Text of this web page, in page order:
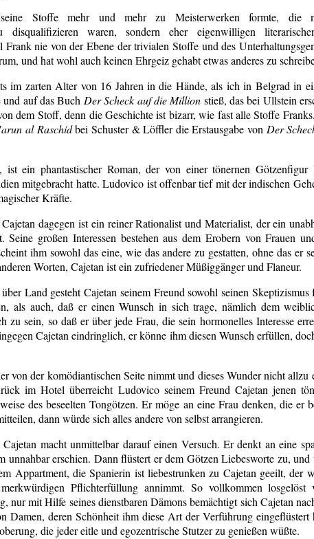
Stoffe mehr und mehr zu Meisterwerken formte, die
disqualifizieren waren, sondern eher eigenwilligen
Frank nie von der Ebene der trivialen Stoffe und des
und hat wohl auch keinen Ehrgeiz gehabt etwas anderes zu
im zarten Alter von 16 Jahren in die Hände, als ich in Belgrad in
und auf das Buch Der Scheck auf die Million stieß, das bei Ullstein
dem Stoff, denn die Geschichte ist bizarr, wie fast alle Stoffe
al Raschidbei Schuster & Löffler die Erstausgabe von Der
ist ein phantastischer Roman, der von einer tönernen Götzenfigur
mitgebracht hatte. Ludovico ist offenbar tief mit der indischen
Kräfte.
dagegen ist ein reiner Rationalist und Materialist, der ein
Seine großen Interessen bestehen aus dem Erobern von Frauen
ihm sowohl das eine, wie das andere zu gestatten, ohne das er
Worten, Cajetan ist ein zufriedener Müßiggänger und Flaneur.
Land gesteht Cajetan seinem Freund sowohl seinen
als auch, daß er einen Wunsch in sich trage, nämlich dem
zu sein, so daß er über jede Frau, die sein hormonelles Interesse
Cajetan eindringlich, er könne ihm diesen Wunsch erfüllen,
von der komödiantischen Seite nimmt und dieses Wunder nicht allzu
im Hotel überreicht Ludovico seinem Freund Cajetan jenen
des beseelten Tongötzen. Er möge an eine Frau denken, die er
dann würde sich alles andere von selbst arrangieren.
macht unmittelbar darauf einen Versuch. Er denkt an eine
unnahbar erschien. Dann flüstert er dem Götzen Liebesworte zu,
Appartment, die Spanierin ist liebestrunken zu Cajetan geeilt, der
Pflichterfüllung annimmt. So vollkommen losgelöst
nur mit Hilfe seines dienstbaren Dämons bemächtigt sich Cajetan
Damen, deren Schönheit ihm diese Art der Verführung eingeflüstert
die jeder eitle und egozentrische Stutzer zu genießen wüßte.